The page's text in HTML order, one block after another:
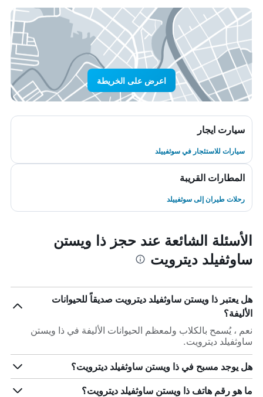
اعرض على الخريطة
سيارت ايجار
سيارات للاستئجار في سوثفييلد
المطارات القريبة
رحلات طيران إلى سوثفييلد
الأسئلة الشائعة عند حجز ذا ويستن
ساوثفيلد ديترويت
هل يعتبر ذا ويستن ساوثفيلد ديترويت صديقاً للحيوانات
الأليفة؟
نعم ، يُسمح بالكلاب ولمعظم الحيوانات الأليفة في ذا ويستن
ساوثفيلد ديترويت.
هل يوجد مسبح في ذا ويستن ساوثفيلد ديترويت؟
ما هو رقم هاتف ذا ويستن ساوثفيلد ديترويت؟